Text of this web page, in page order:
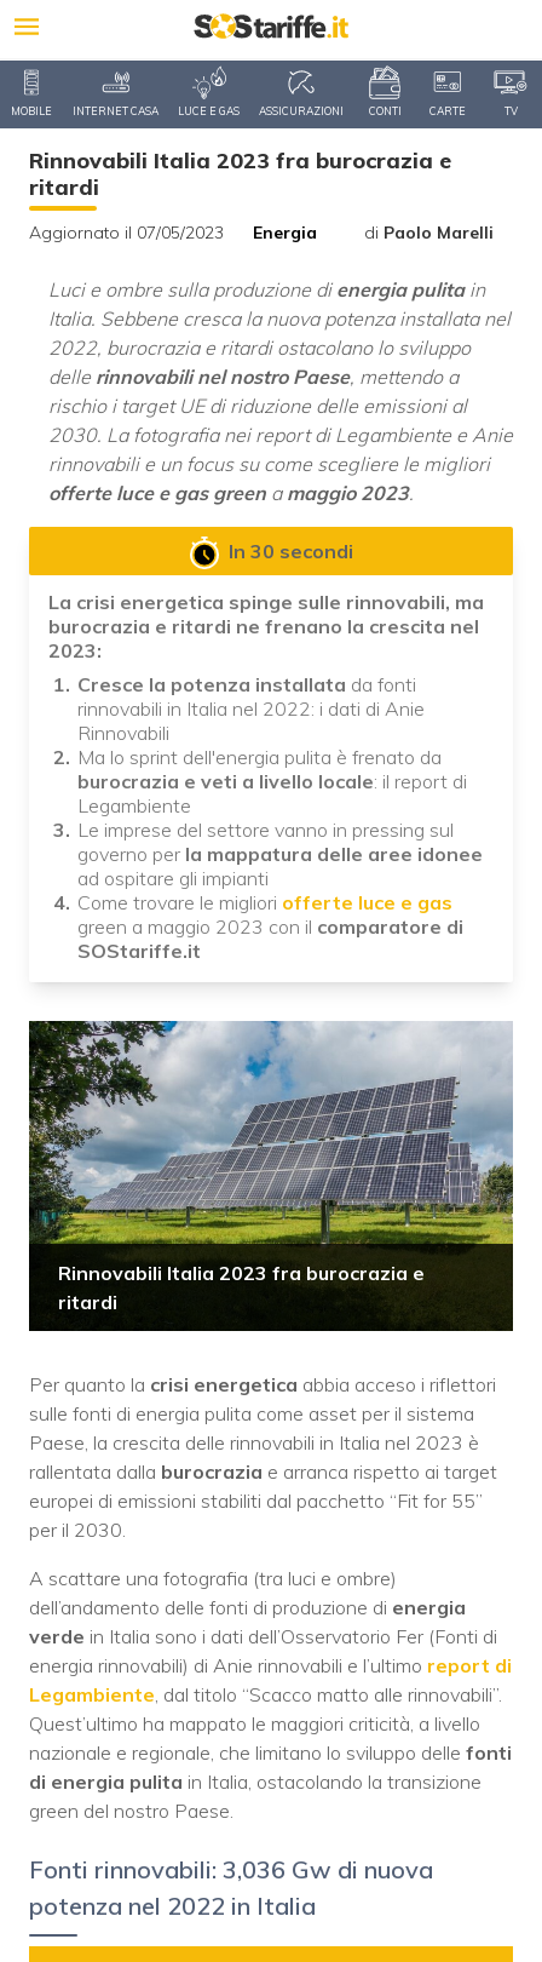
MOBILE INTERNET CASA LUCE E GAS ASSICURAZIONI CONTI CARTE TV
Rinnovabili Italia 2023 fra burocrazia e
ritardi
Aggiornato il 07/05/2023 Energia di Paolo Marelli
Luci e ombre sulla produzione di energia pulitain
Italia. Sebbene cresca la nuova potenza installata nel
2022, burocrazia e ritardi ostacolano lo sviluppo
delle rinnovabili nel nostro Paese, mettendo a
rischio i target UE di riduzione delle emissioni al
2030. La fotografia nei report di Legambiente e Anie
rinnovabili e un focus su come scegliere le migliori
offerte luce e gas green a maggio 2023.
In 30 secondi
La crisi energetica spinge sulle rinnovabili, ma
burocrazia e ritardi ne frenano la crescita nel
2023:
Cresce la potenza installata da fonti
rinnovabili in Italia nel 2022: i dati di Anie
Rinnovabili
Ma lo sprint dell'energia pulita è frenato da
burocrazia e veti a livello locale: il report di
Legambiente
Le imprese del settore vanno in pressing sul
governo per la mappatura delle aree idonee
ad ospitare gli impianti
Come trovare le migliori offerte luce e gas
green a maggio 2023 con il comparatore di
SOStariffe.it
Rinnovabili Italia 2023 fra burocrazia e
ritardi
Per quanto la crisi energetica abbia acceso i riflettori
sulle fonti di energia pulita come asset per il sistema
Paese, la crescita delle rinnovabili in Italia nel 2023 è
rallentata dalla burocrazia e arranca rispetto ai target
europei di emissioni stabiliti dal pacchetto “Fit for 55”
per il 2030.
A scattare una fotografia (tra luci e ombre)
dell’andamento delle fonti di produzione di energia
verde in Italia sono i dati dell’Osservatorio Fer (Fonti di
energia rinnovabili) di Anie rinnovabili e l’ultimo report di
Legambiente, dal titolo “Scacco matto alle rinnovabili”.
Quest’ultimo ha mappato le maggiori criticità, a livello
nazionale e regionale, che limitano lo sviluppo delle fonti
di energia pulita in Italia, ostacolando la transizione
green del nostro Paese.
Fonti rinnovabili: 3,036 Gw di nuova
potenza nel 2022 in Italia